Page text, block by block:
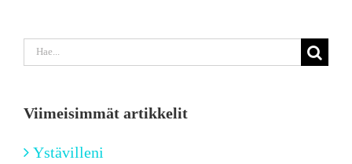
Etsi
Viimeisimmät artikkelit
Ystävilleni